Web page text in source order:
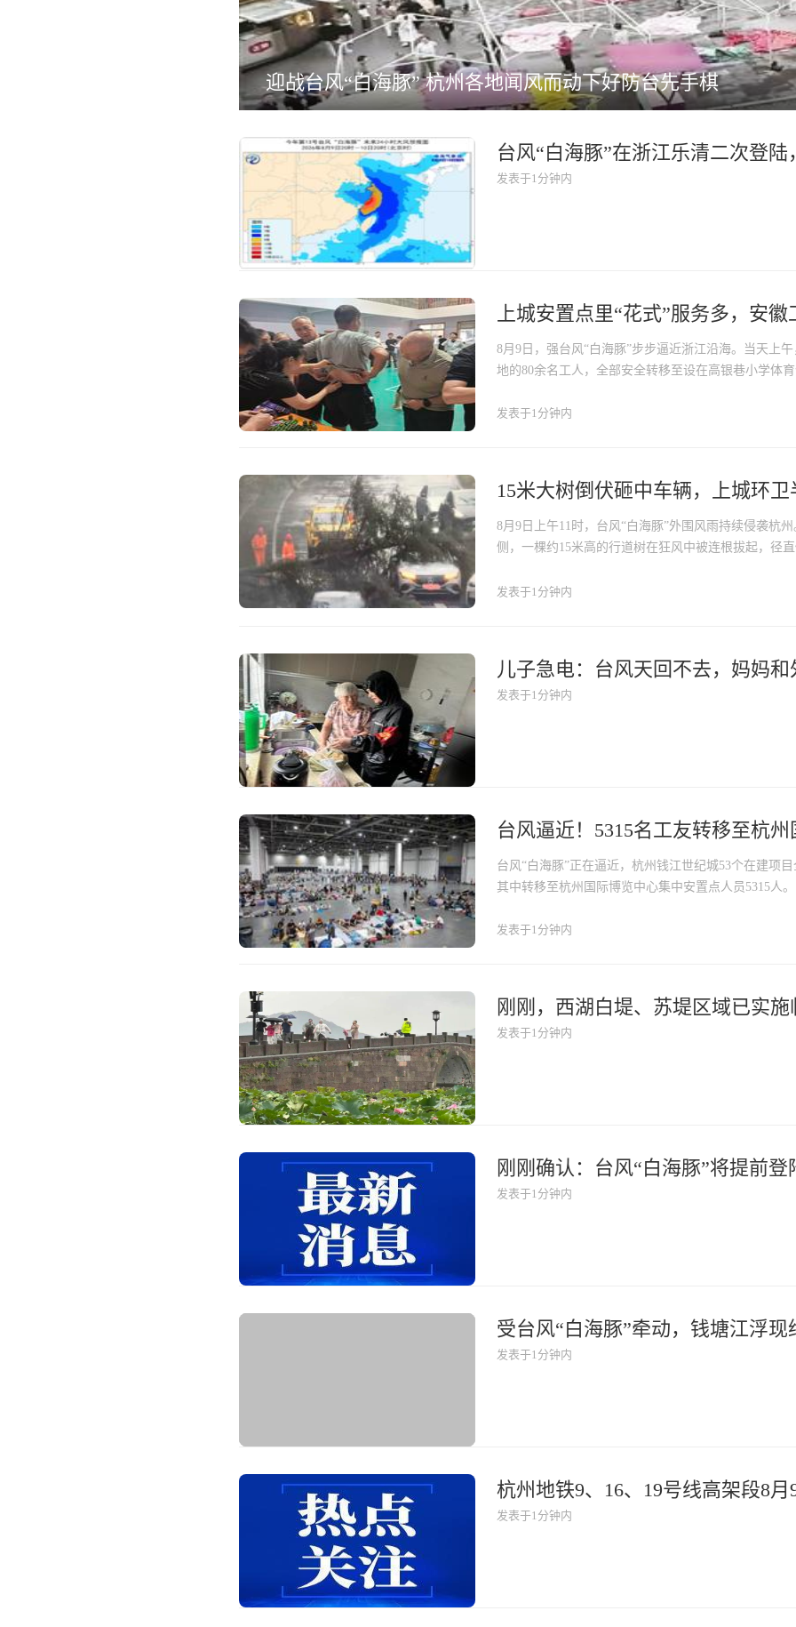
迎战台风“白海豚” 杭州各地闻风而动下好防台先手棋
发表于1分钟内
8月9日，强台风“白海豚”步步逼近浙江沿海。当天上
地的80余名工人，全部安全转移至设在高银巷小学体
发表于1分钟内
15米大树倒伏砸中车辆，上城环
​8月9日上午11时，台风“白海豚”外围风雨持续侵袭杭
侧，一棵约15米高的行道树在狂风中被连根拔起，径
发表于1分钟内
发表于1分钟内
台风“白海豚”正在逼近，杭州钱江世纪城53个在建项
其中转移至杭州国际博览中心集中安置点人员5315人。
发表于1分钟内
发表于1分钟内
发表于1分钟内
受台风“白海豚”牵动，钱塘江浮
发表于1分钟内
杭州地铁9、16、19号线高架段8
发表于1分钟内